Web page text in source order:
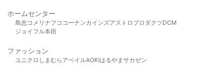
ホームセンター
島忠 コメリ ナフコ コーナンカインズアストロプロダクツDCM
ジョイフル本田
ファッション
ユニクロ しまむら アベイルAOKIはるやま サカゼン